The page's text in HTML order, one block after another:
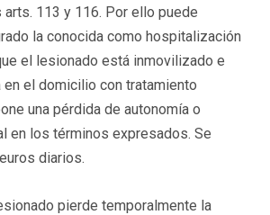
113 y 116. Por ello puede
la conocida como hospitalización
el lesionado está inmovilizado e
el domicilio con tratamiento
una pérdida de autonomía o
en los términos expresados. Se
diarios.
pierde temporalmente la